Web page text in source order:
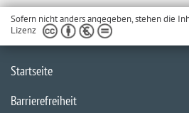
Sofern nicht anders angegeben, stehen die
Lizenz
Startseite
Barrierefreiheit